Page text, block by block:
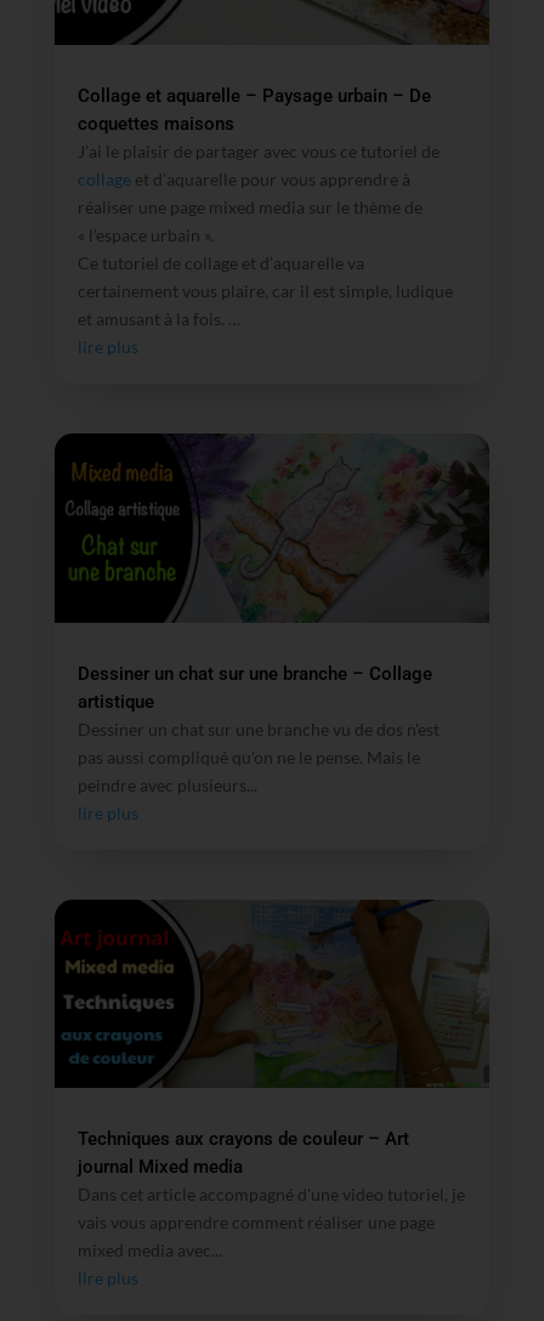
Collage et aquarelle – Paysage urbain – De
coquettes maisons
J’ai le plaisir de partager avec vous ce tutoriel de
collageet d’aquarelle pour vous apprendre à
réaliser une page mixed media sur le thème de
« l’espace urbain ».
Ce tutoriel de collage et d’aquarelle va
certainement vous plaire, car il est simple, ludique
et amusant à la fois. …
lire plus
Dessiner un chat sur une branche – Collage
artistique
Dessiner un chat sur une branche vu de dos n'est
pas aussi compliqué qu'on ne le pense. Mais le
peindre avec plusieurs...
lire plus
Techniques aux crayons de couleur – Art
journal Mixed media
Dans cet article accompagné d'une video tutoriel, je
vais vous apprendre comment réaliser une page
mixed media avec...
lire plus